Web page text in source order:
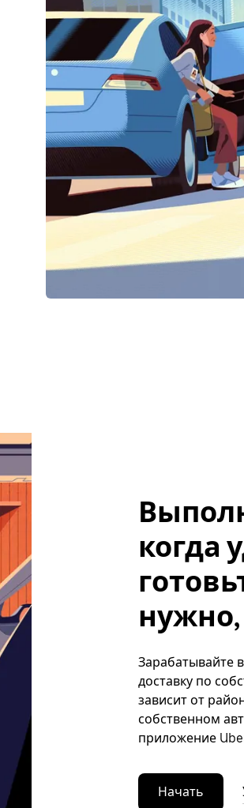
когда
нужно,
Зарабатывайте
доставку по
зависит от
собственном
приложение
Начать